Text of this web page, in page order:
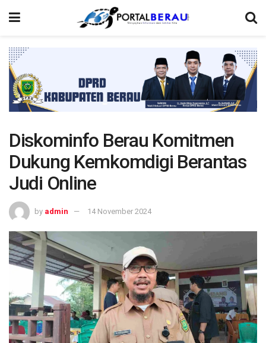
Diskominfo Berau Komitmen
Dukung Kemkomdigi Berantas
Judi Online
by admin 14 November 2024